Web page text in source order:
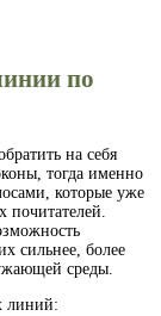
по
на себя
тогда именно
которые уже
почитателей.
сильнее, более
среды.
линий: